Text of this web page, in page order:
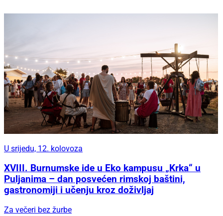
U srijedu, 12. kolovoza
XVIII. Burnumske ide u Eko kampusu „Krka“ u
Puljanima – dan posvećen rimskoj baštini,
gastronomiji i učenju kroz doživljaj
Za večeri bez žurbe